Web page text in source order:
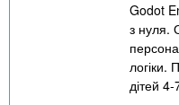
Godot
з нуля.
логіки.
дітей 4-